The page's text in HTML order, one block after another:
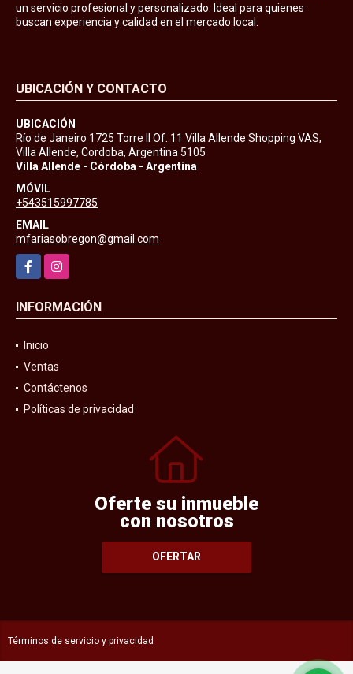
un servicio profesional y personalizado. Ideal para quienes
buscan experiencia y calidad en el mercado local.
UBICACIÓN Y CONTACTO
UBICACIÓN
Río de Janeiro 1725 Torre II Of. 11 Villa Allende Shopping VAS,
Villa Allende, Cordoba, Argentina 5105
Villa Allende - Córdoba - Argentina
MÓVIL
+543515997785
EMAIL
mfariasobregon@gmail.com
FacebookInstagram
INFORMACIÓN
Inicio
Ventas
Contáctenos
Políticas de privacidad
Oferte su inmueble
con nosotros
OFERTAR
Términos de servicio y privacidad